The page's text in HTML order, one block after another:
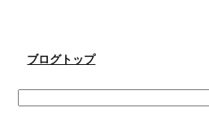
ブログトップ